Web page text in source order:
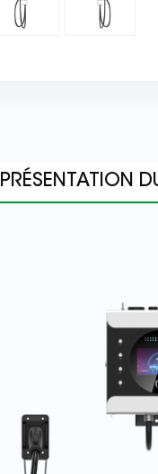
PRÉSENTATION